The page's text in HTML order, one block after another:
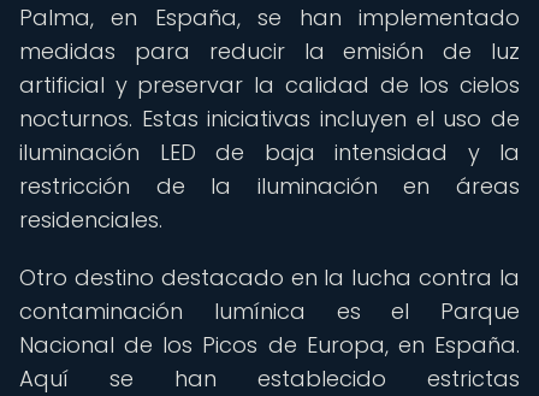
Palma, en España, se han implementado
medidas para reducir la emisión de luz
artificial y preservar la calidad de los cielos
nocturnos. Estas iniciativas incluyen el uso de
iluminación LED de baja intensidad y la
restricción de la iluminación en áreas
residenciales.
Otro destino destacado en la lucha contra la
contaminación lumínica es el Parque
Nacional de los Picos de Europa, en España.
Aquí se han establecido estrictas